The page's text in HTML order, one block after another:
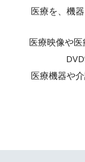
医療を、機
医療映像や
医療機器や